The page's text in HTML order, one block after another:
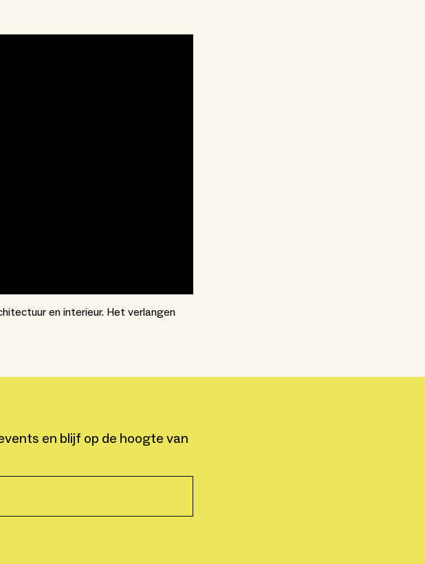
en interieur. Het verlangen
en blijf op de hoogte van